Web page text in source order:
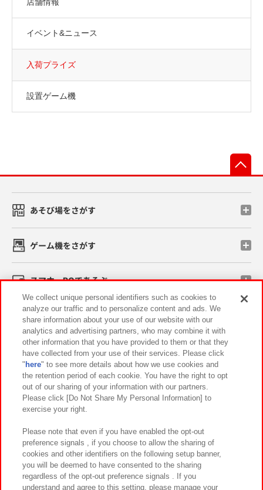
イベント&ニュース
入荷プライズ
設置ゲーム機
あそび場をさがす
ゲーム機をさがす
スマホ・PCであそぶ
イベント・キャンペーン
関連会社 サステナビリティ サイトポリシー
プライバシーポリシー ウェブアクセシビリティ方針と検証結果
お取引先さまとともに
カスタマーハラスメント対応方針 よくあるご質問・お問い合わせ
We collect unique personal identifiers such as cookies to
analyze our traffic and to personalize content and ads. We
share information about your use of our website with our
analytics and advertising partners, who may combine it with
other information that you have provided to them or that they
have collected from your use of their services. Please click
" here" to see more details about how we use cookies and
the retention period of each cookie. You have the right to opt
out of our sharing of your information with our partners.
Please click [Do Not Share My Personal Information] to
exercise your right.
Please note that even if you have enabled the opt-out
preference signals , if you choose to allow the sharing of
cookies and other identifiers on the following setup banner,
you will be deemed to have consented to the sharing
regardless of the opt-out preference signals . If you
understand and agree to this setting, please manage your